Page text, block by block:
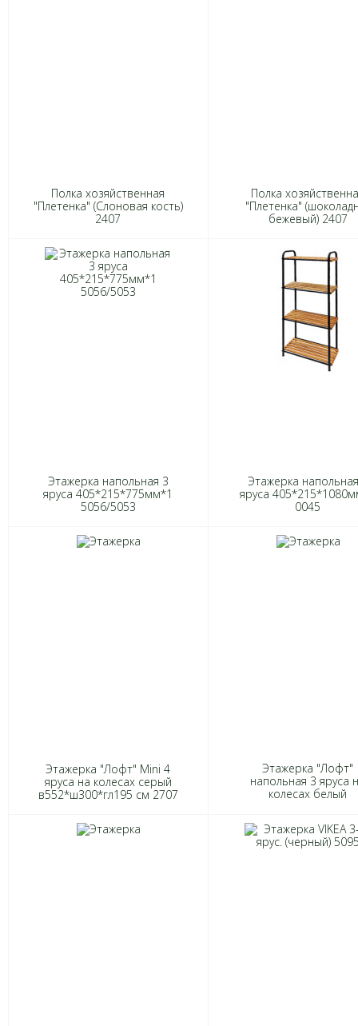
Полка хозяйственная
"Плетенка" (Слоновая кость)
2407
Полка
"Плетенка"
бежевый) 2407
Этажерка напольная 3
яруса 405*215*775мм*1
5056/5053
Этажерка
яруса
0045
Этажерка "Лофт" Mini 4
яруса на колесах серый
в552*ш300*гл195 см 2707
Этажерка "Лофт"
напольная 3 яруса
колесах белый